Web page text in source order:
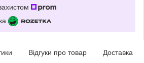
Відгуки про товар Доставка